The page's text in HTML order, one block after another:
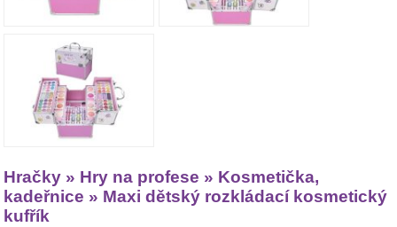
Hračky » Hry na profese » Kosmetička,
kadeřnice » Maxi dětský rozkládací kosmetický
kufřík